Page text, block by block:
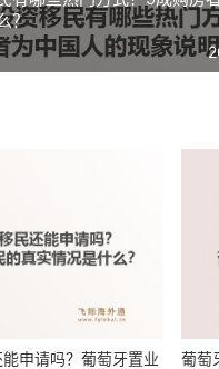
？
申请吗？葡萄牙置业
葡萄